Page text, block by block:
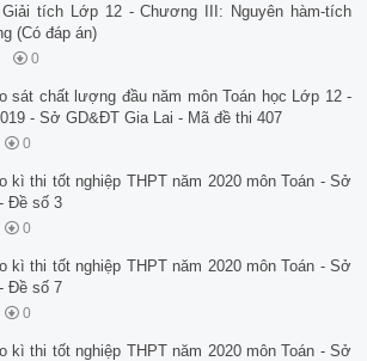
tích Lớp 12 - Chương III: Nguyên hàm-tích
(Có đáp án)
0
sát chất lượng đầu năm môn Toán học Lớp 12 -
- Sở GD&ĐT Gia Lai - Mã đề thi 407
0
kì thi tốt nghiệp THPT năm 2020 môn Toán - Sở
Đề số 3
0
kì thi tốt nghiệp THPT năm 2020 môn Toán - Sở
Đề số 7
0
kì thi tốt nghiệp THPT năm 2020 môn Toán - Sở